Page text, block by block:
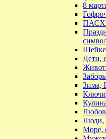
8
Дети,
Зима,
Люди,
Море,